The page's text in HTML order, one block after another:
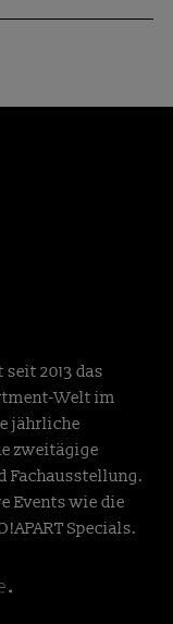
2013 das
Welt im
jährliche
zweitägige
Fachausstellung.
Events wie die
Specials.